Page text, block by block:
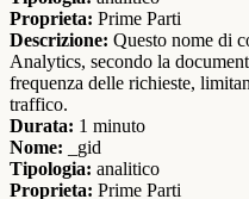
Proprieta: Prime Parti
Descrizione: Questo nome di
Analytics, secondo la
frequenza delle richieste,
traffico.
Durata: 1 minuto
Nome: _gid
Tipologia: analitico
Proprieta: Prime Parti